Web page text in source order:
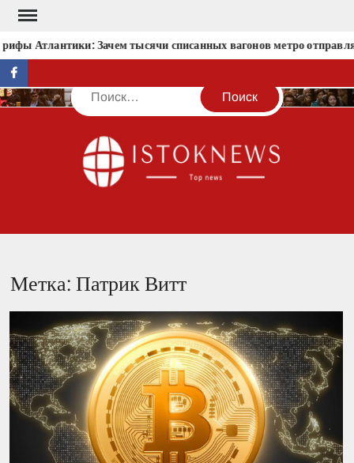
Перейти
содержимому
Атлантики: Зачем тысячи списанных вагонов метро
facebook
Поиск
Метка:Патрик Витт